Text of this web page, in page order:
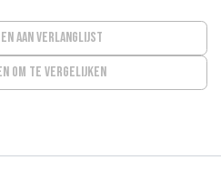
om te vergelijken
aan verlanglijst